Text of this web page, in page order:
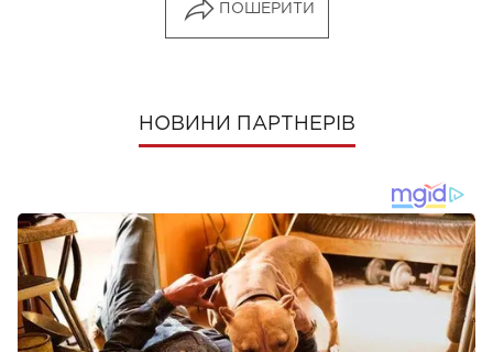
ПОШЕРИТИ
НОВИНИ ПАРТНЕРІВ